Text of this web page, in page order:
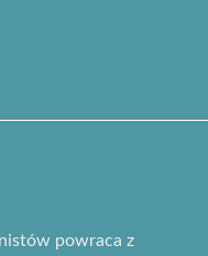
powraca z